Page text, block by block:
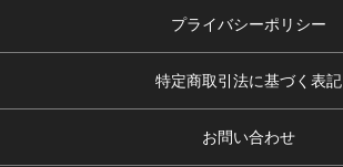
プライバシーポリシー
特定商取引法に基づく表記
お問い合わせ